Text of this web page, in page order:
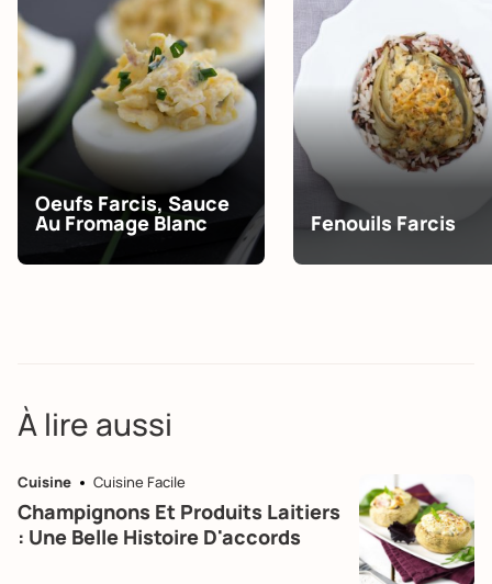
Oeufs Farcis, Sauce
Au Fromage Blanc Fenouils Farcis
À lire aussi
Cuisine Cuisine Facile
Champignons Et Produits Laitiers
: Une Belle Histoire D'accords